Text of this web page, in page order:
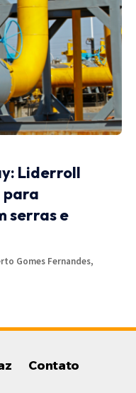
Liderroll
para
serras e
Gomes Fernandes,
Contato